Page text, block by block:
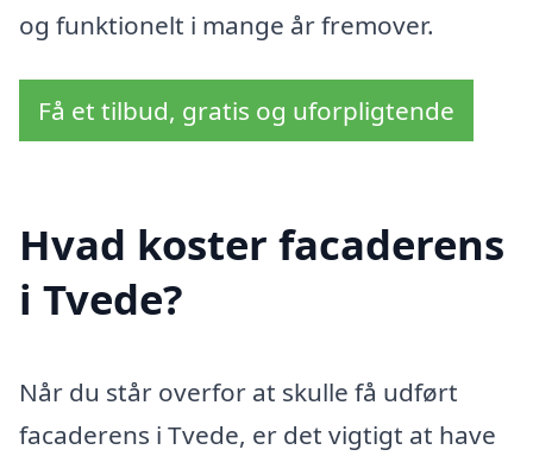
og funktionelt i mange år fremover.
Få et tilbud, gratis og uforpligtende
Hvad koster facaderens
i Tvede?
Når du står overfor at skulle få udført
facaderens i Tvede, er det vigtigt at have